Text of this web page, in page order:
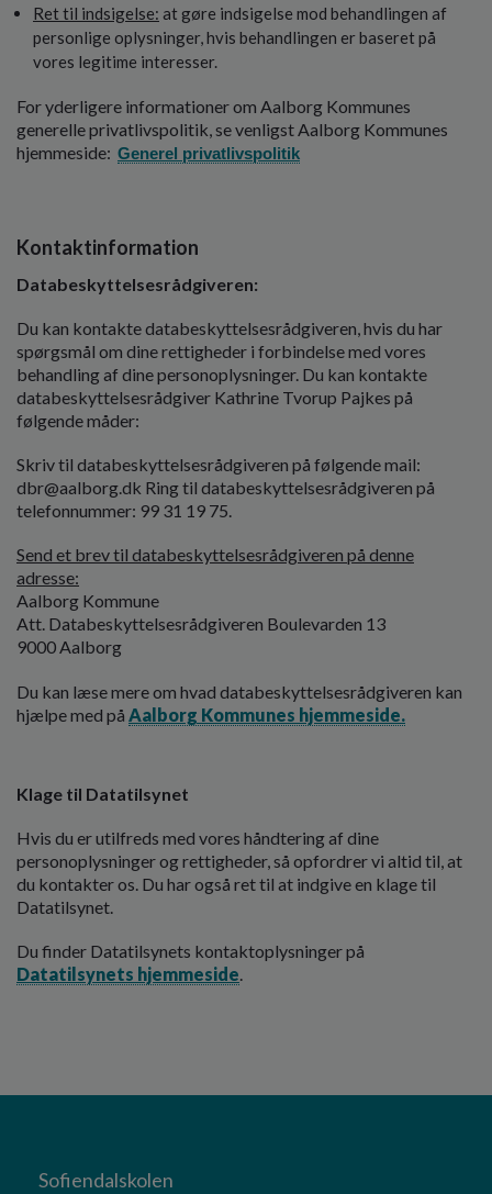
Ret til indsigelse: at gøre indsigelse mod behandlingen af
personlige oplysninger, hvis behandlingen er baseret på
vores legitime interesser.
For yderligere informationer om Aalborg Kommunes
generelle privatlivspolitik, se venligst Aalborg Kommunes
hjemmeside: Generel privatlivspolitik
Kontaktinformation
Databeskyttelsesrådgiveren:
Du kan kontakte databeskyttelsesrådgiveren, hvis du har
spørgsmål om dine rettigheder i forbindelse med vores
behandling af dine personoplysninger. Du kan kontakte
databeskyttelsesrådgiver Kathrine Tvorup Pajkes på
følgende måder:
Skriv til databeskyttelsesrådgiveren på følgende mail:
dbr@aalborg.dk Ring til databeskyttelsesrådgiveren på
telefonnummer: 99 31 19 75.
Send et brev til databeskyttelsesrådgiveren på denne
adresse:
Aalborg Kommune
Att. Databeskyttelsesrådgiveren Boulevarden 13
9000 Aalborg
Du kan læse mere om hvad databeskyttelsesrådgiveren kan
hjælpe med på Aalborg Kommunes hjemmeside.
Klage til Datatilsynet
Hvis du er utilfreds med vores håndtering af dine
personoplysninger og rettigheder, så opfordrer vi altid til, at
du kontakter os. Du har også ret til at indgive en klage til
Datatilsynet.
Du finder Datatilsynets kontaktoplysninger på
Datatilsynets hjemmeside.
Sofiendalskolen